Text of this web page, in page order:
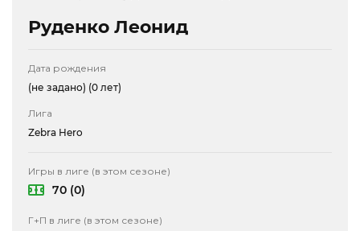
Руденко Леонид
Дата рождения
(не задано) (0 лет)
Лига
Zebra Hero
Игры в лиге (в этом сезоне)
70 (0)
Г+П в лиге (в этом сезоне)